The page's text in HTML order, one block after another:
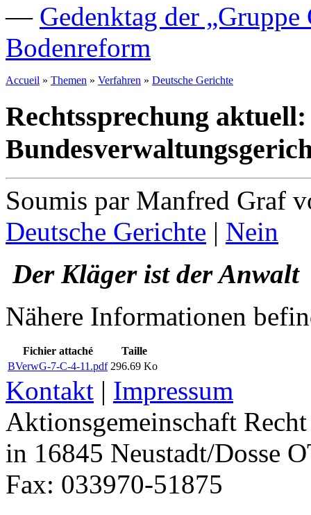
— Gedenktag der
Bodenreform
Accueil » Themen » Verfahren » Deutsche Gerichte
Rechtssprechung
Soumis par Manfred Graf
Deutsche Gerichte | Nein
Der Kläger ist der
Nähere Informationen
Fichier attaché
Taille
BVerwG-7-C-4-11.pdf 296.69 Ko
Kontakt | Impressum
Aktionsgemeinschaft
in 16845 Neustadt/Dosse
Fax: 033970-51875